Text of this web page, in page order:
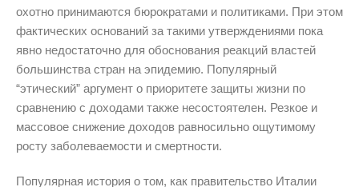
охотно принимаются бюрократами и политиками. При этом
фактических оснований за такими утверждениями пока
явно недостаточно для обоснования реакций властей
большинства стран на эпидемию. Популярный
“этический” аргумент о приоритете защиты жизни по
сравнению с доходами также несостоятелен. Резкое и
массовое снижение доходов равносильно ощутимому
росту заболеваемости и смертности.
Популярная история о том, как правительство Италии